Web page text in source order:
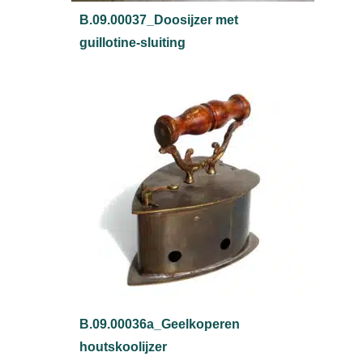
B.09.00037_Doosijzer met
guillotine-sluiting
B.09.00036a_Geelkoperen
houtskoolijzer